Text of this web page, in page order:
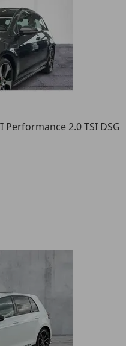
Performance 2.0 TSI DSG